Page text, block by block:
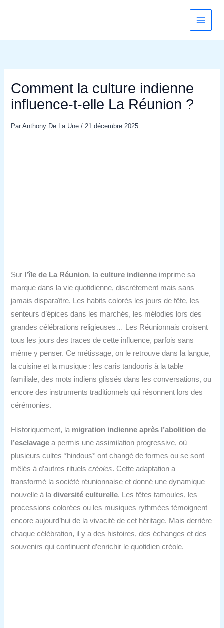
Comment la culture indienne
influence‑t‑elle La Réunion ?
ParAnthony De La Une/21 décembre 2025
Sur l’île de La Réunion, laculture indienne imprime sa
marque dans la vie quotidienne, discrètement mais sans
jamais disparaître. Les habits colorés les jours de fête, les
senteurs d’épices dans les marchés, les mélodies lors des
grandes célébrations religieuses… Les Réunionnais croisent
tous les jours des traces de cette influence, parfois sans
même y penser. Ce métissage, on le retrouve dans la langue,
la cuisine et la musique : les caris tandooris à la table
familiale, des mots indiens glissés dans les conversations, ou
encore des instruments traditionnels qui résonnent lors des
cérémonies.
Historiquement, la migration indienne après l’abolition de
l’esclavage a permis une assimilation progressive, où
plusieurs cultes *hindous* ont changé de formes ou se sont
mêlés à d’autres rituelscréoles. Cette adaptation a
transformé la société réunionnaise et donné une dynamique
nouvelle à ladiversité culturelle. Les fêtes tamoules, les
processions colorées ou les musiques rythmées témoignent
encore aujourd’hui de la vivacité de cet héritage. Mais derrière
chaque célébration, il y a des histoires, des échanges et des
souvenirs qui continuent d’enrichir le quotidien créole.